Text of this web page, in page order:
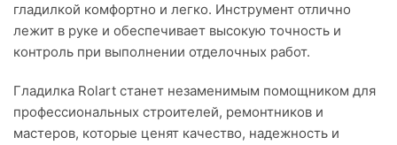
гладилкой комфортно и легко. Инструмент отлично
лежит в руке и обеспечивает высокую точность и
контроль при выполнении отделочных работ.
Гладилка Rolart станет незаменимым помощником для
профессиональных строителей, ремонтников и
мастеров, которые ценят качество, надежность и